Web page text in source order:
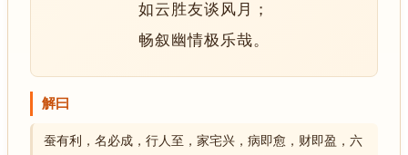
如云胜友谈风月；
畅叙幽情极乐哉。
解曰
蚕有利，名必成，行人至，家宅兴，病即愈，财即盈，六